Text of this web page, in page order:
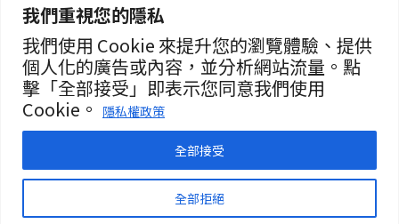
我們重視您的隱私
我們使用 Cookie 來提升您的瀏覽體驗、提供
個人化的廣告或內容，並分析網站流量。點
擊「全部接受」即表示您同意我們使用
Cookie。
隱私權政策
全部拒絕
全部接受
暖武里名校發生槍擊案 2死15傷
8月7日
曼谷第二座街頭美食中心動工
8月7日
聯絡資訊
歡迎來信洽詢合作事宜
或提供新聞線索
service@thaichinesenews.com
© 2026 泰國中文新聞 TCN — All Rights Reserved
THAI CHINESE NEWS